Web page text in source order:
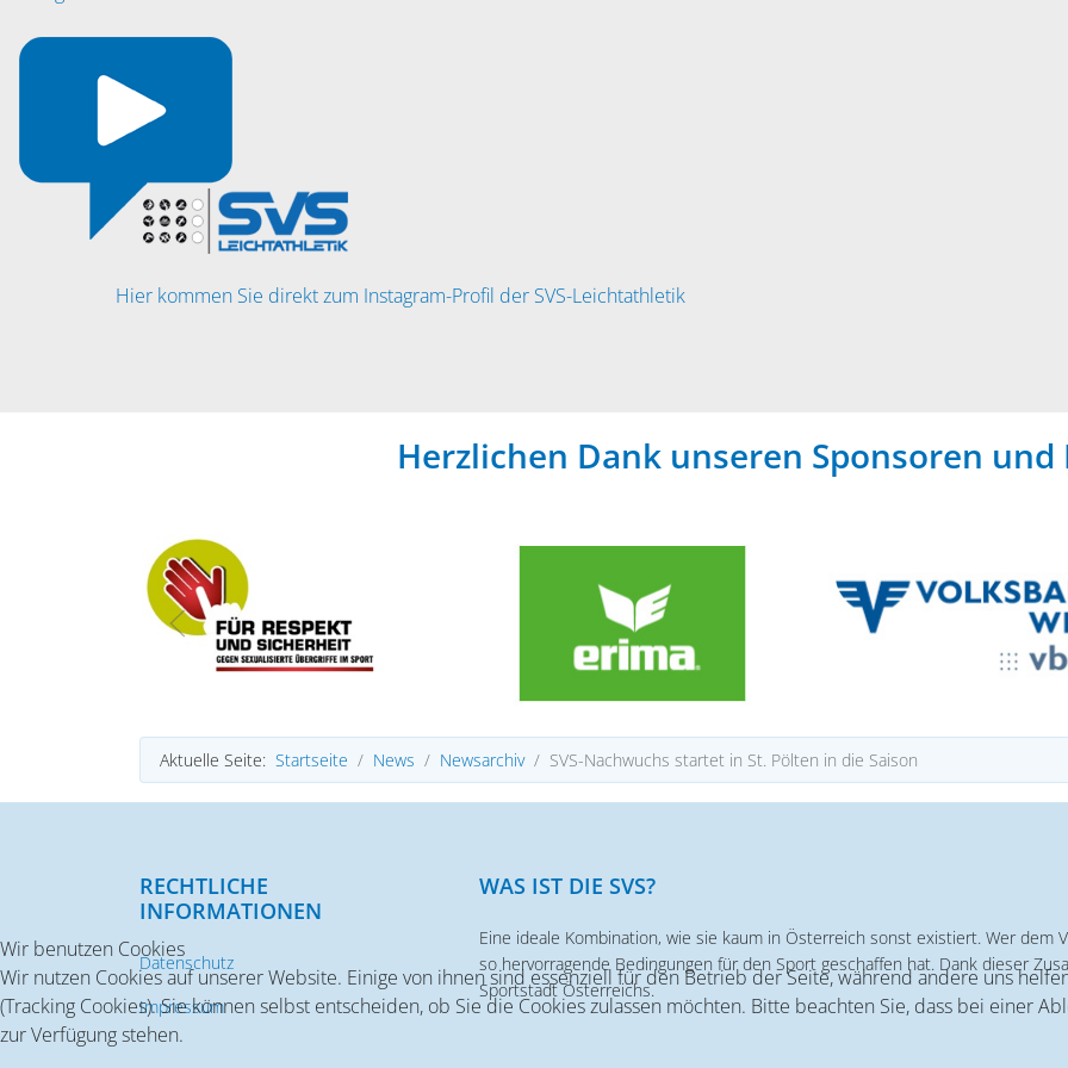
Hier kommen Sie direkt zum Instagram-Profil der SVS-Leichtathletik
Herzlichen Dank unseren Sponsoren und
Aktuelle Seite: Startseite News Newsarchiv SVS-Nachwuchs startet in St. Pölten in die Saison
RECHTLICHE
INFORMATIONEN
Datenschutz
Impressum
WAS IST DIE SVS?
Eine ideale Kombination, wie sie kaum in Österreich sonst existiert. Wer dem
so hervorragende Bedingungen für den Sport geschaffen hat. Dank dieser
Sportstadt Österreichs.
Wir benutzen Cookies
Wir nutzen Cookies auf unserer Website. Einige von ihnen sind essenziell für den Betrieb der Seite, während andere uns
(Tracking Cookies). Sie können selbst entscheiden, ob Sie die Cookies zulassen möchten. Bitte beachten Sie, dass bei einer
zur Verfügung stehen.